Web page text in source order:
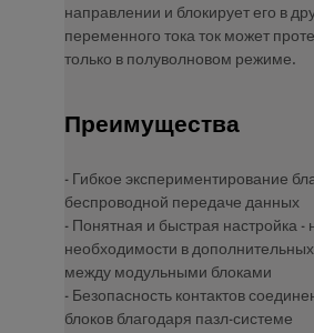
направлении и блокирует его в
переменного тока ток может
только в полуволновом режиме.
Преимущества
- Гибкое экспериментирование
беспроводной передаче данных
- Понятная и быстрая настройка -
необходимости в
между модульными блоками
- Безопасность контактов
блоков благодаря пазл-системе